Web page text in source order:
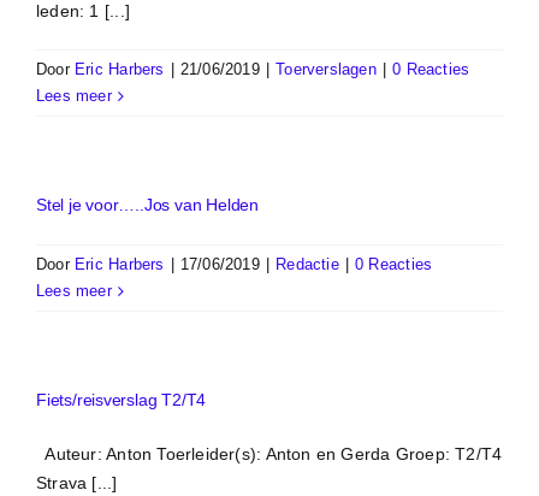
leden: 1 [...]
Door Eric Harbers 21/06/2019 Toerverslagen
0 Reacties
Lees meer
Stel je voor…..Jos van Helden
Door Eric Harbers 17/06/2019 Redactie
0 Reacties
Lees meer
Fiets/reisverslag T2/T4
Auteur: Anton Toerleider(s): Anton en Gerda Groep: T2/T4
Strava [...]